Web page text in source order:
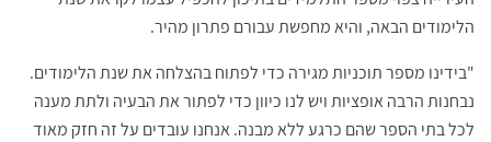
הלימודים הבאה, והיא מחפשת עבורם פתרון מהיר.
"בידינו מספר תוכניות מגירה כדי לפתוח בהצלחה את שנת הלימודים.
נבחנות הרבה אופציות ויש לנו כיוון כדי לפתור את הבעיה ולתת מענה
לכל בתי הספר שהם כרגע ללא מבנה. אנחנו עובדים על זה חזק מאוד